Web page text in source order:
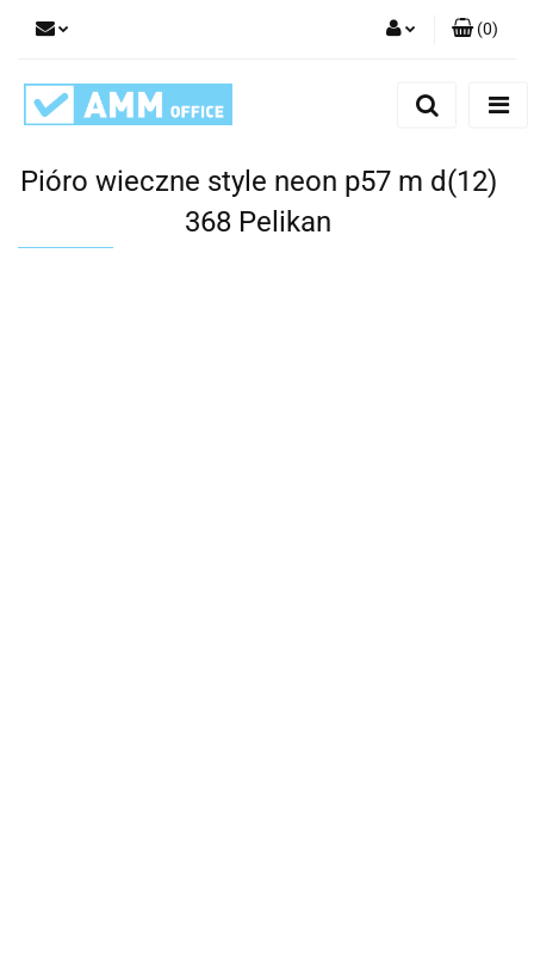
(0)
Pióro wieczne style neon p57 m d(12)
368 Pelikan